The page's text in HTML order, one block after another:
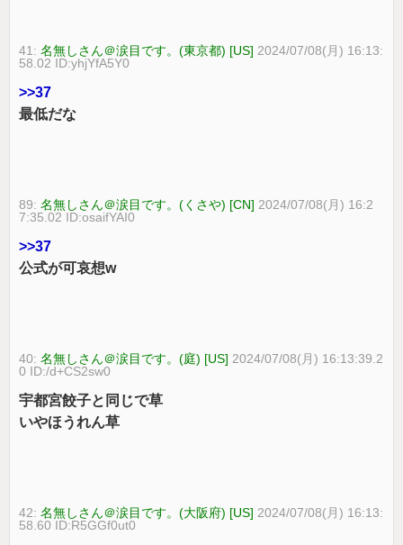
41:名無しさん＠涙目です。(東京都) [US] 2024/07/08(月) 16:13:
58.02 ID:yhjYfA5Y0
>>37
最低だな
89:名無しさん＠涙目です。(くさや) [CN] 2024/07/08(月) 16:2
7:35.02 ID:osaifYAI0
>>37
公式が可哀想w
40:名無しさん＠涙目です。(庭) [US] 2024/07/08(月) 16:13:39.2
0 ID:/d+CS2sw0
宇都宮餃子と同じで草
いやほうれん草
42:名無しさん＠涙目です。(大阪府) [US] 2024/07/08(月) 16:13:
58.60 ID:R5GGf0ut0